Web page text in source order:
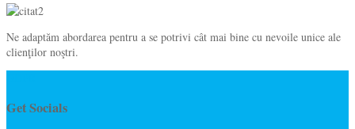
Ne adaptăm abordarea pentru a se potrivi cât mai bine cu nevoile unice ale
clienţilor noştri.
Get Socials